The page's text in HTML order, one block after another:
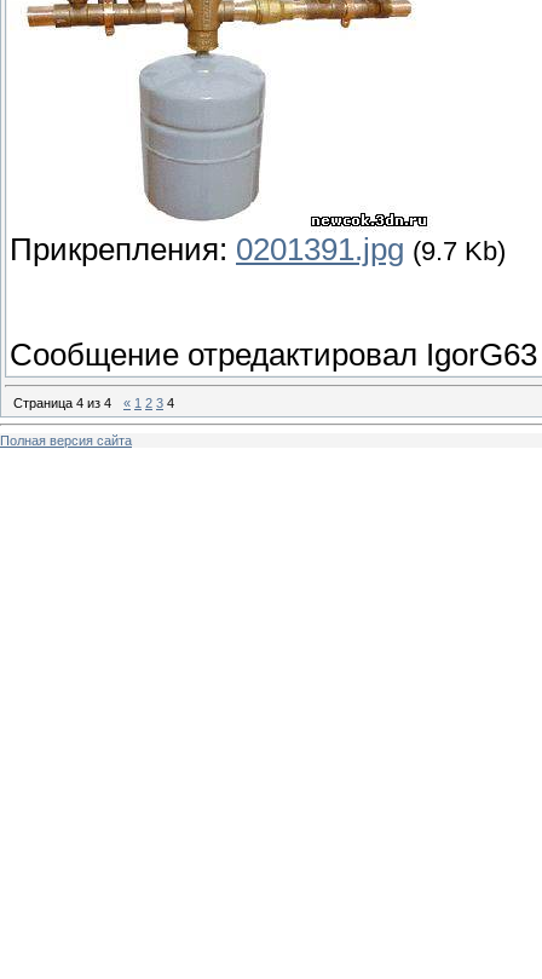
Прикрепления: 0201391.jpg (9.7 Kb)
Сообщение отредактировал IgorG63
Страница 4 из 4 « 1 2 3 4
Полная версия сайта